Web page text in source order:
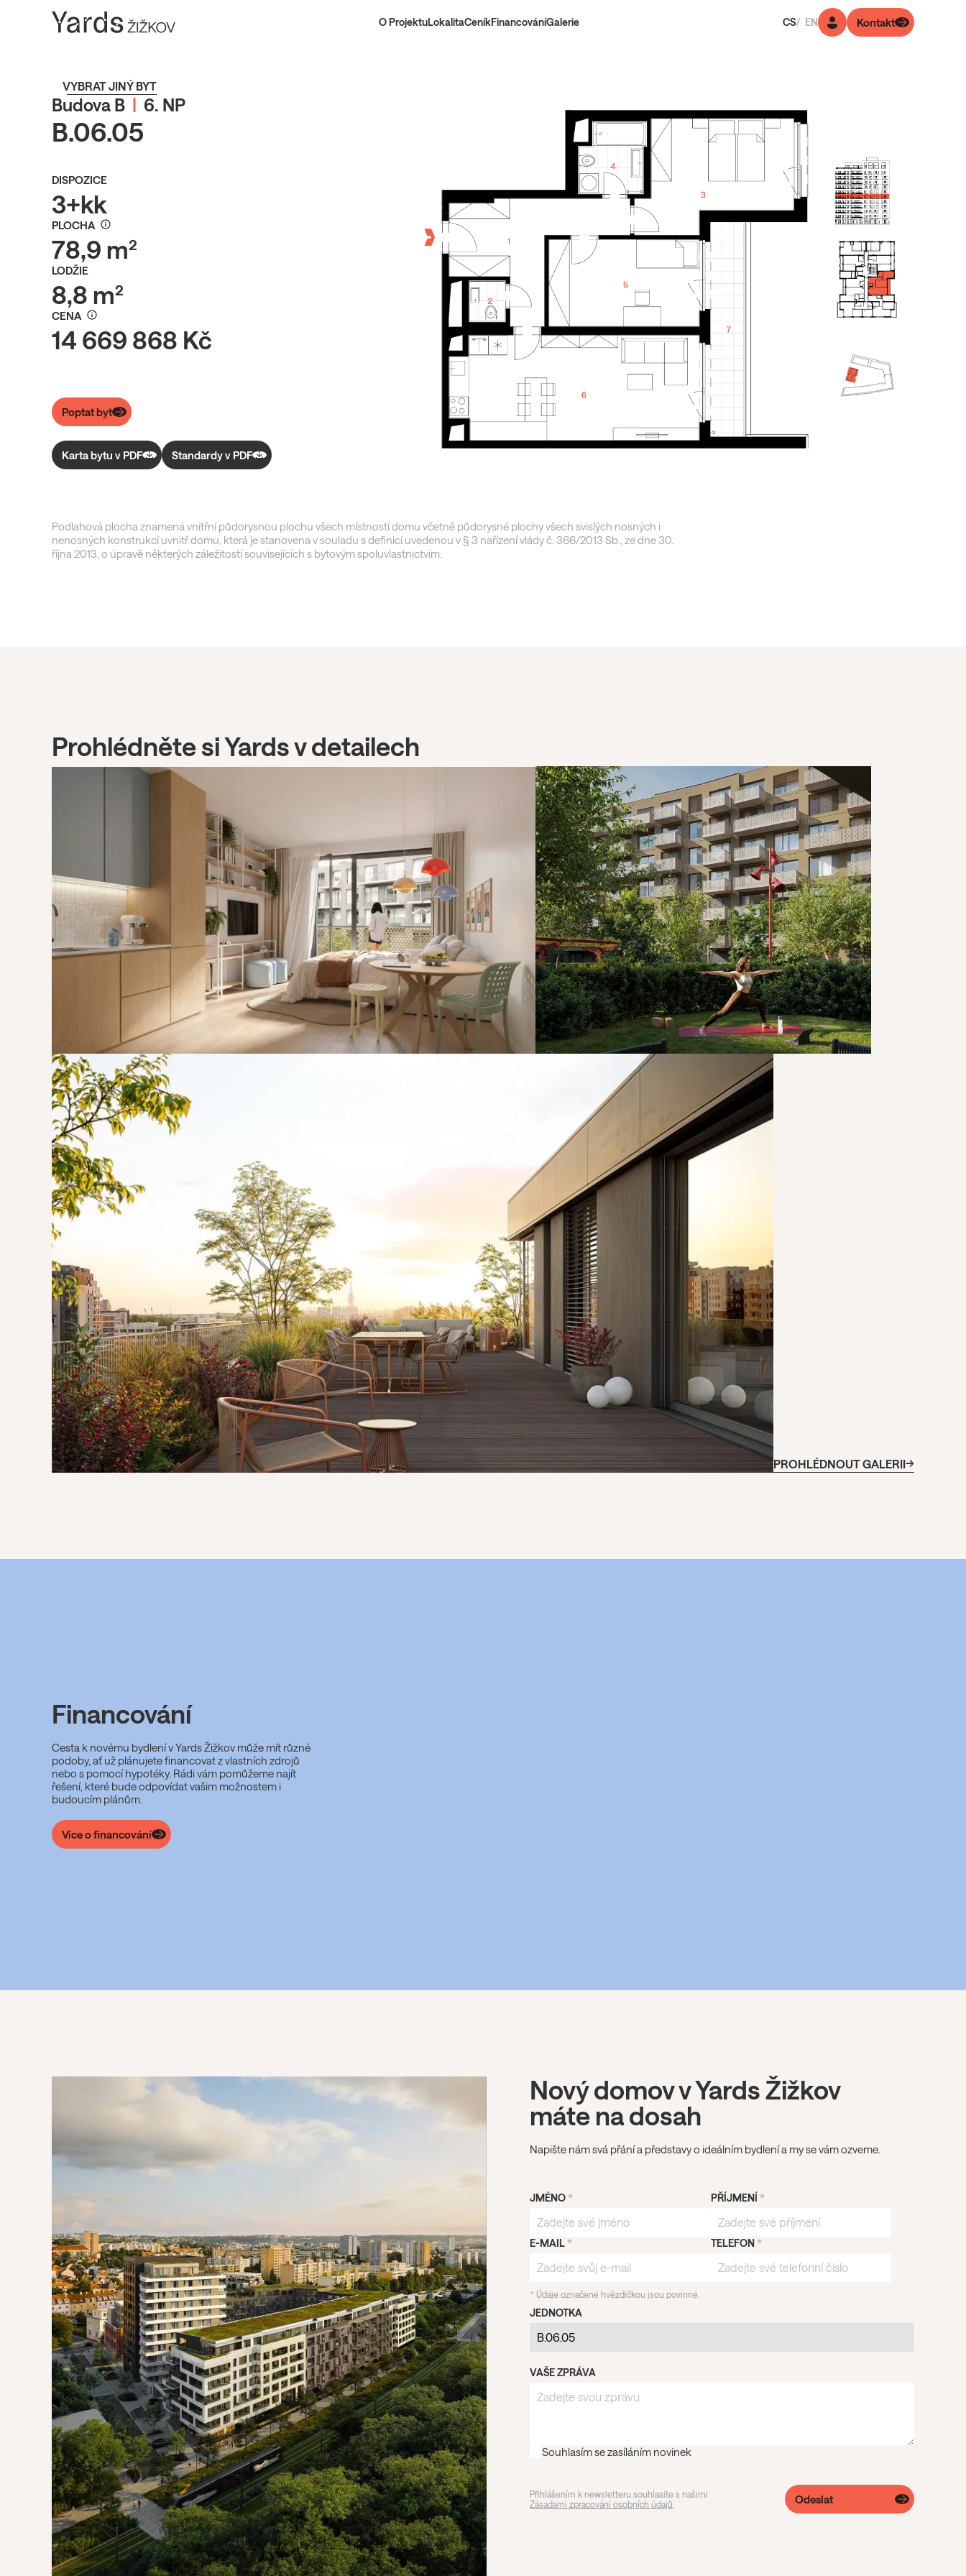
O ProjektuLokalitaCeníkFinancováníGalerie CS EN Kontakt
VYBRAT JINÝ BYT
Budova B | 6. NP
B.06.05
DISPOZICE
3+kk
PLOCHA
78,9 m²
LODŽIE
8,8 m²
CENA
14 669 868 Kč
Poptat byt
Karta bytu v PDF Standardy v PDF
Podlahová plocha znamená vnitřní půdorysnou plochu všech místností domu včetně půdorysné plochy všech svislých nosných i
nenosných konstrukcí uvnitř domu, která je stanovena v souladu s definicí uvedenou v § 3 nařízení vlády č. 366/2013 Sb., ze dne 30.
října 2013, o úpravě některých záležitostí souvisejících s bytovým spoluvlastnictvím.
Prohlédněte si Yards v detailech
PROHLÉDNOUT GALERII
Financování
Cesta k novému bydlení v Yards Žižkov může mít různé
podoby, ať už plánujete financovat z vlastních zdrojů
nebo s pomocí hypotéky. Rádi vám pomůžeme najít
řešení, které bude odpovídat vašim možnostem i
budoucím plánům.
Více o financování
Nový domov v Yards Žižkov
máte na dosah
Napište nám svá přání a představy o ideálním bydlení a my se vám ozveme.
JMÉNO * PŘÍJMENÍ *
E-MAIL * TELEFON *
* Údaje označené hvězdičkou jsou povinné.
JEDNOTKA
VAŠE ZPRÁVA
Souhlasím se zasíláním novinek
Přihlášením k newsletteru souhlasíte s našimi
Zásadami zpracování osobních údajů
Odeslat